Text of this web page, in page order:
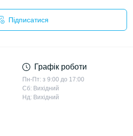
Підписатися
Графік роботи
Пн-Пт: з 9:00 до 17:00
Сб: Вихідний
Нд: Вихідний